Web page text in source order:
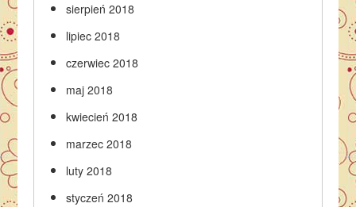
sierpień 2018
lipiec 2018
czerwiec 2018
maj 2018
kwiecień 2018
marzec 2018
luty 2018
styczeń 2018